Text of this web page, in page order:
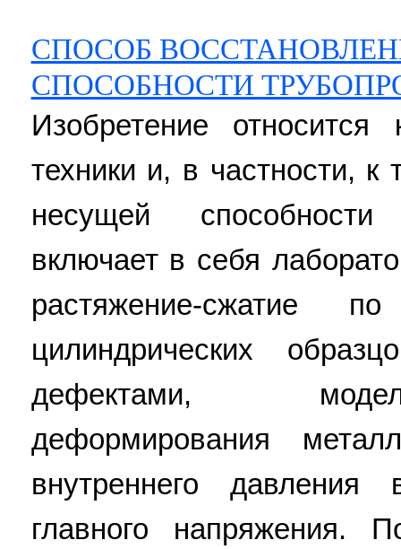
СПОСОБ
СПОСОБНОСТИ
Изобретение относится
техники и, в частности, к
несущей
включает в себя
растяжение-сжатие
цилиндрических
дефектами,
деформирования
внутреннего давления
главного напряжения.